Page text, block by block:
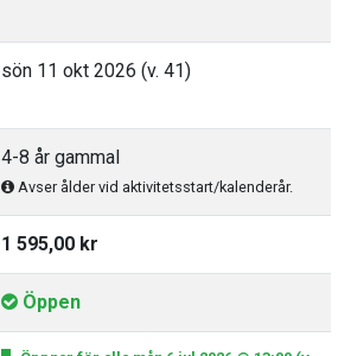
sön 11 okt 2026 (v. 41)
4-8 år gammal
Avser ålder vid aktivitetsstart/kalenderår.
1 595,00 kr
Öppen